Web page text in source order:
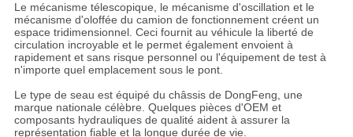
Le mécanisme télescopique, le mécanisme d'oscillation et le
mécanisme d'oloffée du camion de fonctionnement créent un
espace tridimensionnel. Ceci fournit au véhicule la liberté de
circulation incroyable et le permet également envoient à
rapidement et sans risque personnel ou l'équipement de test à
n'importe quel emplacement sous le pont.
Le type de seau est équipé du châssis de DongFeng, une
marque nationale célèbre. Quelques pièces d'OEM et
composants hydrauliques de qualité aident à assurer la
représentation fiable et la longue durée de vie.